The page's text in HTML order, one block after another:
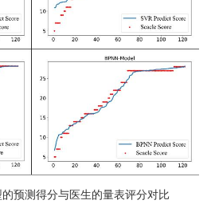
的预测得分与医生的量表评分对比